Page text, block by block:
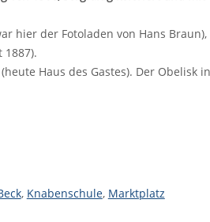
hier der Fotoladen von Hans
1887).
Haus des Gastes). Der Obelisk
, Knabenschule, Marktplatz